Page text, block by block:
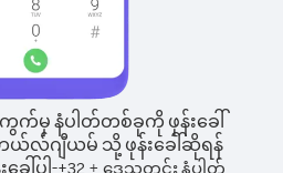
ကွက်မှ နံပါတ်တစ်ခုကို ဖုန်းခေါ်
ယ်လ်ဂျီယမ် သို့ ဖုန်းခေါ်ဆိုရန်
ေါ်ပါ-+32 + ဒေသတွင်း နံပါတ်